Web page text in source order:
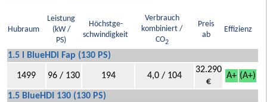
Hubraum
Leistung
(kW /
PS)
Höchstge-
schwindigkeit
Verbrauch
kombiniert /
CO2
Preis
ab
Effizienz
1.5 l BlueHDi Fap (130 PS)
1499 96 / 130 194 4,0 / 104
32.290
€
A+ (A+)
1.5 BlueHDI 130 (130 PS)